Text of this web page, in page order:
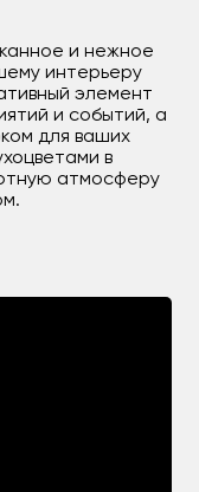
и нежное
интерьеру
элемент
и событий, а
для ваших
в
атмосферу